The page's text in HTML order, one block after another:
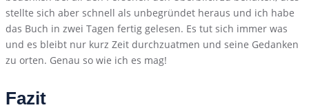
stellte sich aber schnell als unbegründet heraus und ich habe
das Buch in zwei Tagen fertig gelesen. Es tut sich immer was
und es bleibt nur kurz Zeit durchzuatmen und seine Gedanken
zu orten. Genau so wie ich es mag!
Fazit